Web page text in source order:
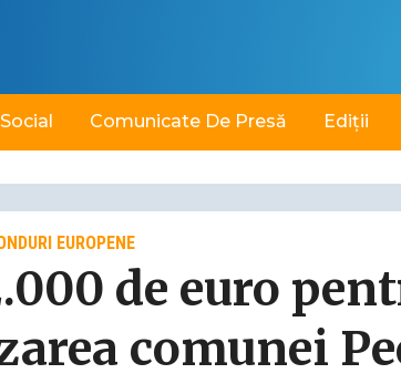
Social Comunicate De Presă Ediții
EUROPENE
de euro
comunei